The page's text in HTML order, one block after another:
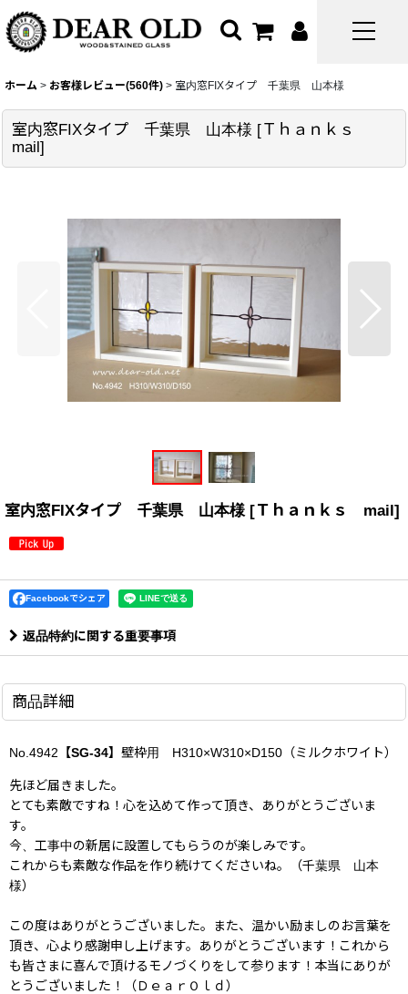
ホーム > お客様レビュー(560件) > 室内窓FIXタイプ 千葉県 山本様
室内窓FIXタイプ 千葉県 山本様 [Ｔｈａｎｋｓ
mail]
室内窓FIXタイプ 千葉県 山本様 [Ｔｈａｎｋｓ mail]
Facebookでシェア
返品特約に関する重要事項
商品詳細
No.4942 【SG-34】 壁枠用 H310×W310×D150（ミルクホワイト）
先ほど届きました。
とても素敵ですね！心を込めて作って頂き、ありがとうございま
す。
今、工事中の新居に設置してもらうのが楽しみです。
これからも素敵な作品を作り続けてくださいね。（千葉県 山本
様）
この度はありがとうございました。また、温かい励ましのお言葉を
頂き、心より感謝申し上げます。ありがとうございます！これから
も皆さまに喜んで頂けるモノづくりをして参ります！本当にありが
とうございました！（ＤｅａｒＯｌｄ）